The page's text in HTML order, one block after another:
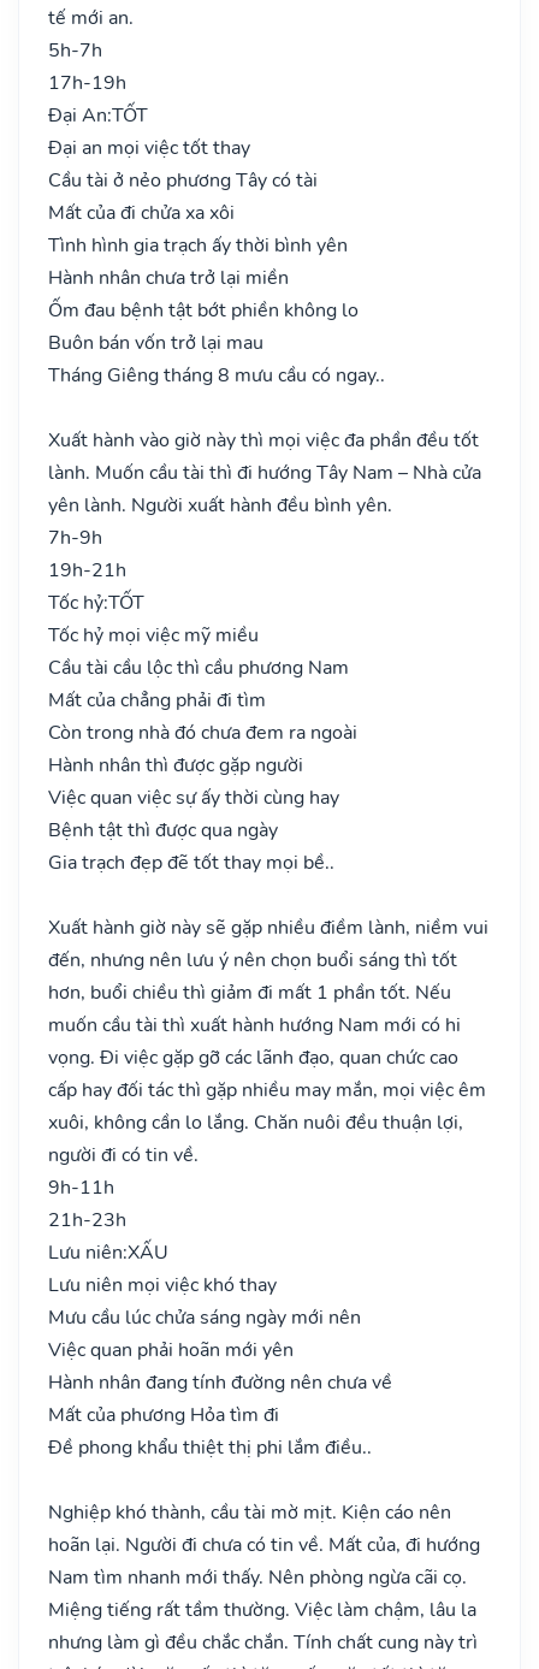
tế mới an.
5h-7h
17h-19h
Đại An:TỐT
Đại an mọi việc tốt thay
Cầu tài ở nẻo phương Tây có tài
Mất của đi chửa xa xôi
Tình hình gia trạch ấy thời bình yên
Hành nhân chưa trở lại miền
Ốm đau bệnh tật bớt phiền không lo
Buôn bán vốn trở lại mau
Tháng Giêng tháng 8 mưu cầu có ngay..
Xuất hành vào giờ này thì mọi việc đa phần đều tốt
lành. Muốn cầu tài thì đi hướng Tây Nam – Nhà cửa
yên lành. Người xuất hành đều bình yên.
7h-9h
19h-21h
Tốc hỷ:TỐT
Tốc hỷ mọi việc mỹ miều
Cầu tài cầu lộc thì cầu phương Nam
Mất của chẳng phải đi tìm
Còn trong nhà đó chưa đem ra ngoài
Hành nhân thì được gặp người
Việc quan việc sự ấy thời cùng hay
Bệnh tật thì được qua ngày
Gia trạch đẹp đẽ tốt thay mọi bề..
Xuất hành giờ này sẽ gặp nhiều điềm lành, niềm vui
đến, nhưng nên lưu ý nên chọn buổi sáng thì tốt
hơn, buổi chiều thì giảm đi mất 1 phần tốt. Nếu
muốn cầu tài thì xuất hành hướng Nam mới có hi
vọng. Đi việc gặp gỡ các lãnh đạo, quan chức cao
cấp hay đối tác thì gặp nhiều may mắn, mọi việc êm
xuôi, không cần lo lắng. Chăn nuôi đều thuận lợi,
người đi có tin về.
9h-11h
21h-23h
Lưu niên:XẤU
Lưu niên mọi việc khó thay
Mưu cầu lúc chửa sáng ngày mới nên
Việc quan phải hoãn mới yên
Hành nhân đang tính đường nên chưa về
Mất của phương Hỏa tìm đi
Đề phong khẩu thiệt thị phi lắm điều..
Nghiệp khó thành, cầu tài mờ mịt. Kiện cáo nên
hoãn lại. Người đi chưa có tin về. Mất của, đi hướng
Nam tìm nhanh mới thấy. Nên phòng ngừa cãi cọ.
Miệng tiếng rất tầm thường. Việc làm chậm, lâu la
nhưng làm gì đều chắc chắn. Tính chất cung này trì